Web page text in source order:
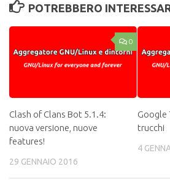
POTREBBERO
0
Clash of Clans Bot 5.1.4:
nuova versione, nuove
features!
29 GENNAIO 2016
Google
trucchi
4